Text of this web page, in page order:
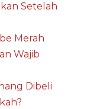
Setelah
Merah
Wajib
Dibeli